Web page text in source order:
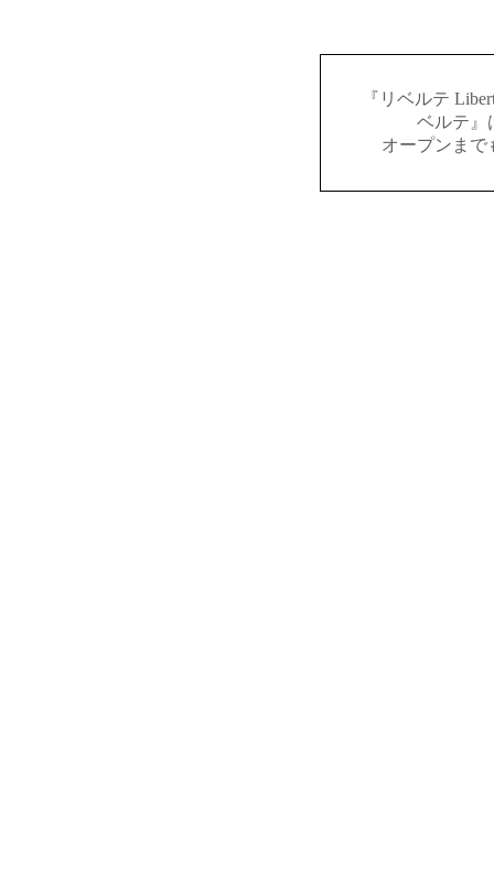
『リベルテ
ベルテ』
オープンまで